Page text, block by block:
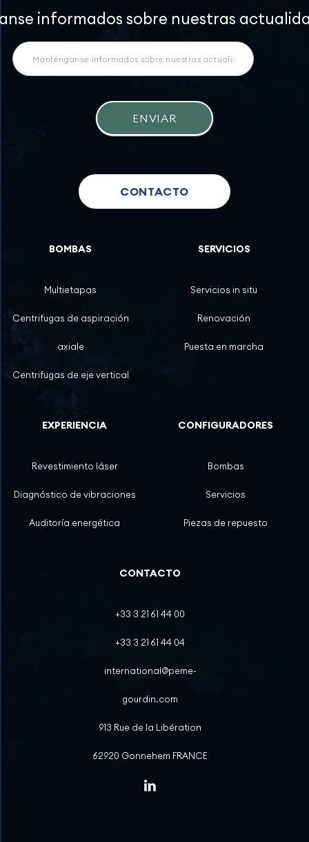
Newsletter
informados sobre nuestras
ENVIAR
CONTACTO
BOMBAS
Multietapas
Centrifugas de aspiración
axiale
Centrifugas de eje vertical
SERVICIOS
Servicios in situ
Renovación
Puesta en marcha
EXPERIENCIA
Revestimiento láser
Diagnóstico de vibraciones
Auditoría energética
CONFIGURADORES
Bombas
Servicios
Piezas de repuesto
CONTACTO
+33 3 21 61 44 00
+33 3 21 61 44 04
international@peme-
gourdin.com
913 Rue de la Libération
62920 Gonnehem FRANCE